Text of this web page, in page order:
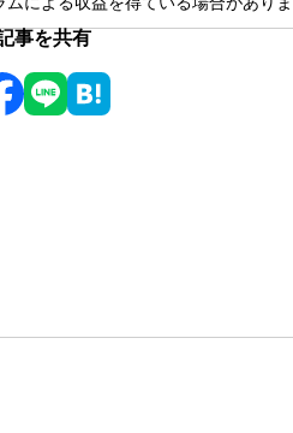
事を共有